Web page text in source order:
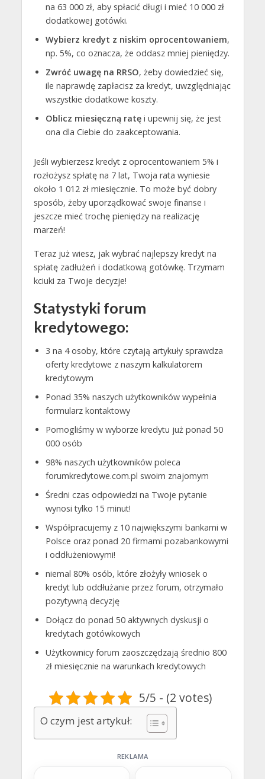
na 63 000 zł, aby spłacić długi i mieć 10 000 zł
dodatkowej gotówki.
Wybierz kredyt z niskim oprocentowaniem,
np. 5%, co oznacza, że oddasz mniej pieniędzy.
Zwróć uwagę na RRSO, żeby dowiedzieć się,
ile naprawdę zapłacisz za kredyt, uwzględniając
wszystkie dodatkowe koszty.
Oblicz miesięczną ratęi upewnij się, że jest
ona dla Ciebie do zaakceptowania.
Jeśli wybierzesz kredyt z oprocentowaniem 5% i
rozłożysz spłatę na 7 lat, Twoja rata wyniesie
około 1 012 zł miesięcznie. To może być dobry
sposób, żeby uporządkować swoje finanse i
jeszcze mieć trochę pieniędzy na realizację
marzeń!
Teraz już wiesz, jak wybrać najlepszy kredyt na
spłatę zadłużeń i dodatkową gotówkę. Trzymam
kciuki za Twoje decyzje!
Statystyki forum
kredytowego:
3 na 4 osoby, które czytają artykuły sprawdza
oferty kredytowe z naszym kalkulatorem
kredytowym
Ponad 35% naszych użytkowników wypełnia
formularz kontaktowy
Pomogliśmy w wyborze kredytu już ponad 50
000 osób
98% naszych użytkowników poleca
forumkredytowe.com.pl swoim znajomym
Średni czas odpowiedzi na Twoje pytanie
wynosi tylko 15 minut!
Współpracujemy z 10 największymi bankami w
Polsce oraz ponad 20 firmami pozabankowymi
i oddłużeniowymi!
niemal 80% osób, które złożyły wniosek o
kredyt lub oddłużanie przez forum, otrzymało
pozytywną decyzję
Dołącz do ponad 50 aktywnych dyskusji o
kredytach gotówkowych
Użytkownicy forum zaoszczędzają średnio 800
zł miesięcznie na warunkach kredytowych
5/5 - (2 votes)
O czym jest artykuł:
REKLAMA